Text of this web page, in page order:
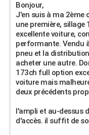
Bonjour,
J'en suis à ma 2ème
une première, sillage
excellente voiture,
performante. Vendu
pneu et la
acheter une autre.
173ch full option
voiture mais
deux précédents
l'ampli et au-dessus
d'accès. il suffit de